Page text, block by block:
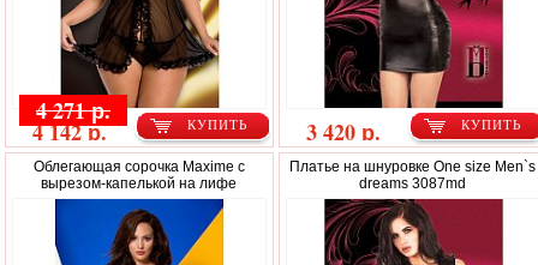
КУПИТЬ
4 271 р.
4 142 р. КУПИТЬ
3 420 р.
Облегающая сорочка Maxime с
вырезом-капелькой на лифе
Платье на шнуровке One size Men`s
dreams 3087md